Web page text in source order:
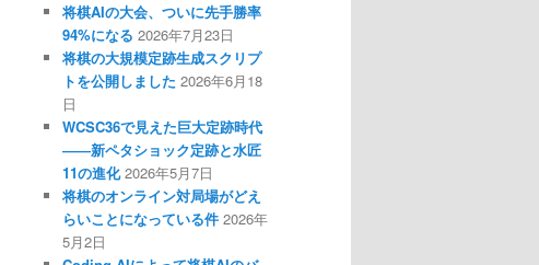
将棋AIの大会、ついに先手勝率
94%になる 2026年7月23日
将棋の大規模定跡生成スクリプ
トを公開しました 2026年6月18
日
WCSC36で見えた巨大定跡時代
――新ペタショック定跡と水匠
11の進化 2026年5月7日
将棋のオンライン対局場がどえ
らいことになっている件 2026年
5月2日